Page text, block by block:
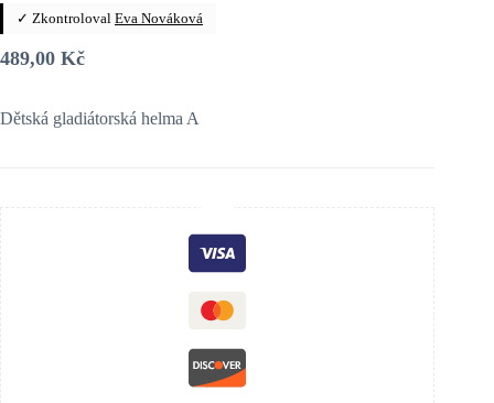
✓ Zkontroloval Eva Nováková
489,00 Kč
Dětská gladiátorská helma A